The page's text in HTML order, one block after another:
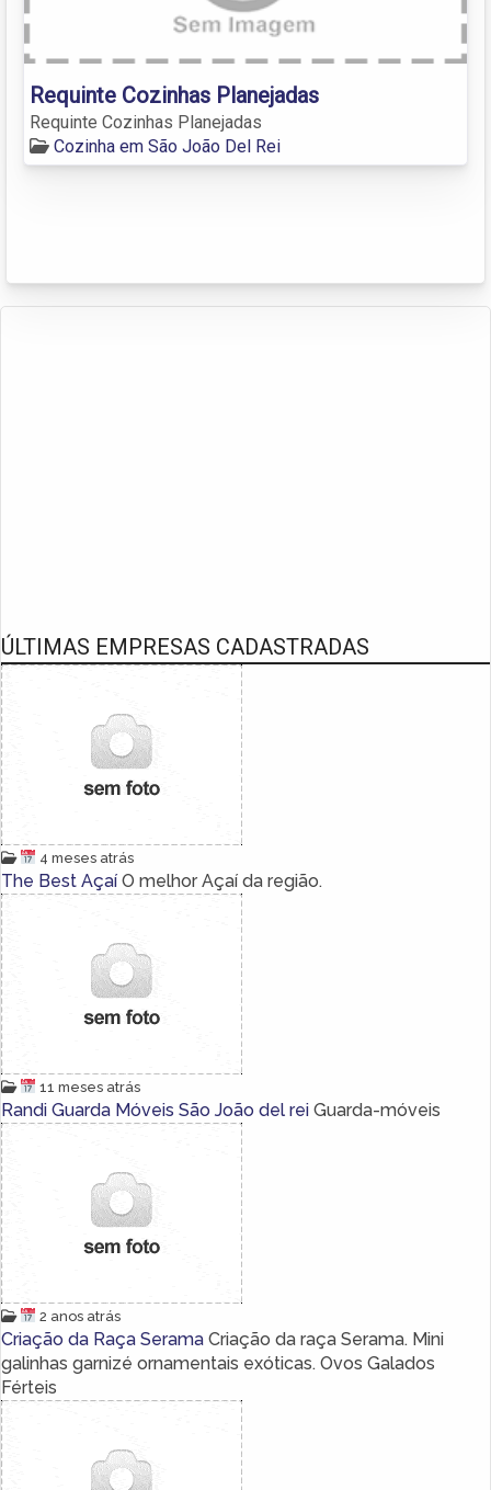
Requinte Cozinhas Planejadas
Requinte Cozinhas Planejadas
Cozinha em São João Del Rei
ÚLTIMAS EMPRESAS CADASTRADAS
4 meses atrás
The Best Açaí O melhor Açaí da região.
11 meses atrás
Randi Guarda Móveis São João del rei Guarda-móveis
2 anos atrás
Criação da Raça Serama Criação da raça Serama. Mini
galinhas garnizé ornamentais exóticas. Ovos Galados
Férteis